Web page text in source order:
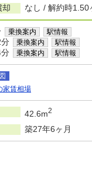
却 なし / 解約時1.50
乗換案内 駅情報
乗換案内 駅情報
乗換案内 駅情報
家賃相場
42.6m2
築27年6ヶ月